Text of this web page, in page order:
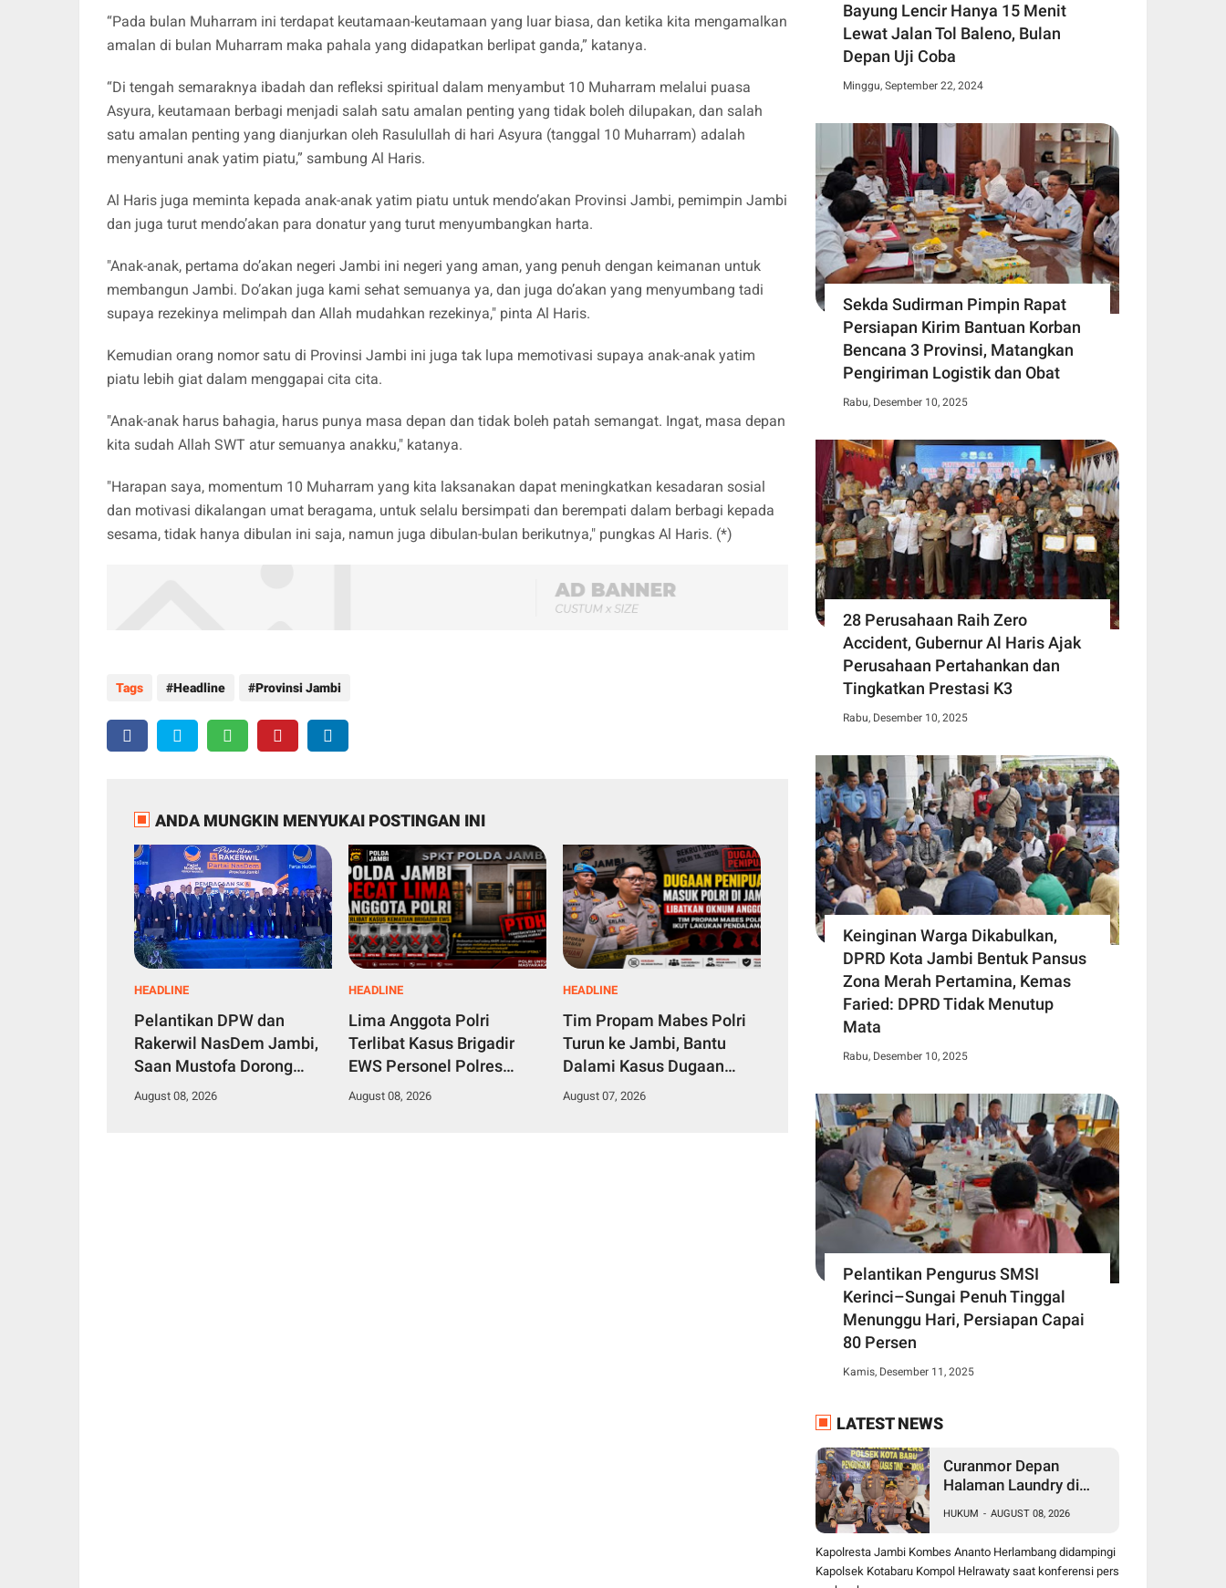
“Pada bulan Muharram ini terdapat keutamaan-keutamaan yang luar biasa, dan ketika kita mengamalkan
amalan di bulan Muharram maka pahala yang didapatkan berlipat ganda,” katanya.
“Di tengah semaraknya ibadah dan refleksi spiritual dalam menyambut 10 Muharram melalui puasa
Asyura, keutamaan berbagi menjadi salah satu amalan penting yang tidak boleh dilupakan, dan salah
satu amalan penting yang dianjurkan oleh Rasulullah di hari Asyura (tanggal 10 Muharram) adalah
menyantuni anak yatim piatu,” sambung Al Haris.
Al Haris juga meminta kepada anak-anak yatim piatu untuk mendo’akan Provinsi Jambi, pemimpin Jambi
dan juga turut mendo’akan para donatur yang turut menyumbangkan harta.
"Anak-anak, pertama do’akan negeri Jambi ini negeri yang aman, yang penuh dengan keimanan untuk
membangun Jambi. Do’akan juga kami sehat semuanya ya, dan juga do’akan yang menyumbang tadi
supaya rezekinya melimpah dan Allah mudahkan rezekinya," pinta Al Haris.
Kemudian orang nomor satu di Provinsi Jambi ini juga tak lupa memotivasi supaya anak-anak yatim
piatu lebih giat dalam menggapai cita cita.
"Anak-anak harus bahagia, harus punya masa depan dan tidak boleh patah semangat. Ingat, masa depan
kita sudah Allah SWT atur semuanya anakku," katanya.
"Harapan saya, momentum 10 Muharram yang kita laksanakan dapat meningkatkan kesadaran sosial
dan motivasi dikalangan umat beragama, untuk selalu bersimpati dan berempati dalam berbagi kepada
sesama, tidak hanya dibulan ini saja, namun juga dibulan-bulan berikutnya," pungkas Al Haris. (*)
Tags Headline Provinsi Jambi
ANDA MUNGKIN MENYUKAI POSTINGAN INI
HEADLINE
Pelantikan DPW dan
Rakerwil NasDem Jambi,
Saan Mustofa Dorong
Kader Tingkatkan
August 08, 2026
HEADLINE
Lima Anggota Polri
Terlibat Kasus Brigadir
EWS Personel Polres
Tanjung Jabung Timur
August 08, 2026
HEADLINE
Tim Propam Mabes Polri
Turun ke Jambi, Bantu
Dalami Kasus Dugaan
Penipuan Rekrutmen
August 07, 2026
Bayung Lencir Hanya 15 Menit
Lewat Jalan Tol Baleno, Bulan
Depan Uji Coba
Minggu, September 22, 2024
Sekda Sudirman Pimpin Rapat
Persiapan Kirim Bantuan Korban
Bencana 3 Provinsi, Matangkan
Pengiriman Logistik dan Obat
Rabu, Desember 10, 2025
28 Perusahaan Raih Zero
Accident, Gubernur Al Haris Ajak
Perusahaan Pertahankan dan
Tingkatkan Prestasi K3
Rabu, Desember 10, 2025
Keinginan Warga Dikabulkan,
DPRD Kota Jambi Bentuk Pansus
Zona Merah Pertamina, Kemas
Faried: DPRD Tidak Menutup
Mata
Rabu, Desember 10, 2025
Pelantikan Pengurus SMSI
Kerinci–Sungai Penuh Tinggal
Menunggu Hari, Persiapan Capai
80 Persen
Kamis, Desember 11, 2025
LATEST NEWS
Curanmor Depan
Halaman Laundry di
Kota Jambi, Tiga Pelaku
Ditangkap Polisi
HUKUM - AUGUST 08, 2026
Kapolresta Jambi Kombes Ananto Herlambang didampingi
Kapolsek Kotabaru Kompol Helrawaty saat konferensi pers